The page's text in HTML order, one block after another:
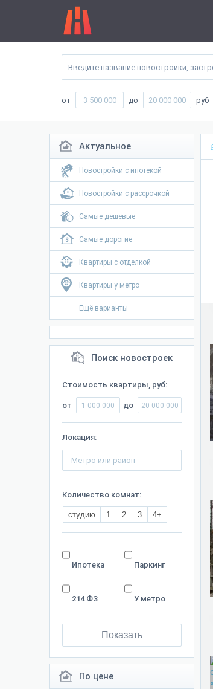
от до руб
Актуальное
Новостройки с ипотекой
Новостройки с рассрочкой
Самые дешевые
Самые дорогие
Квартиры с отделкой
Квартиры у метро
Ещё варианты
Поиск новостроек
Стоимость квартиры, руб:
от до
Локация:
Количество комнат:
студию 1 2 3 4+
Ипотека Паркинг
214 ФЗ У метро
Показать
По цене